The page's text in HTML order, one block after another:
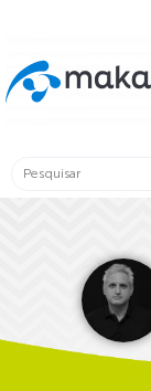
conteúdo
Pesquisar